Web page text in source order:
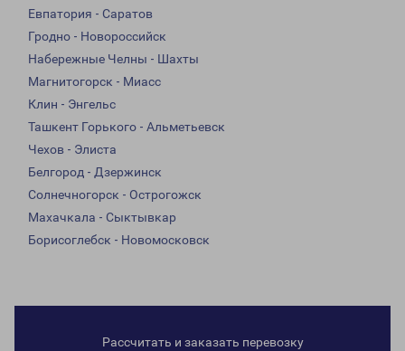
Евпатория - Саратов
Гродно - Новороссийск
Набережные Челны - Шахты
Магнитогорск - Миасс
Клин - Энгельс
Ташкент Горького - Альметьевск
Чехов - Элиста
Белгород - Дзержинск
Солнечногорск - Острогожск
Махачкала - Сыктывкар
Борисоглебск - Новомосковск
Рассчитать и заказать перевозку